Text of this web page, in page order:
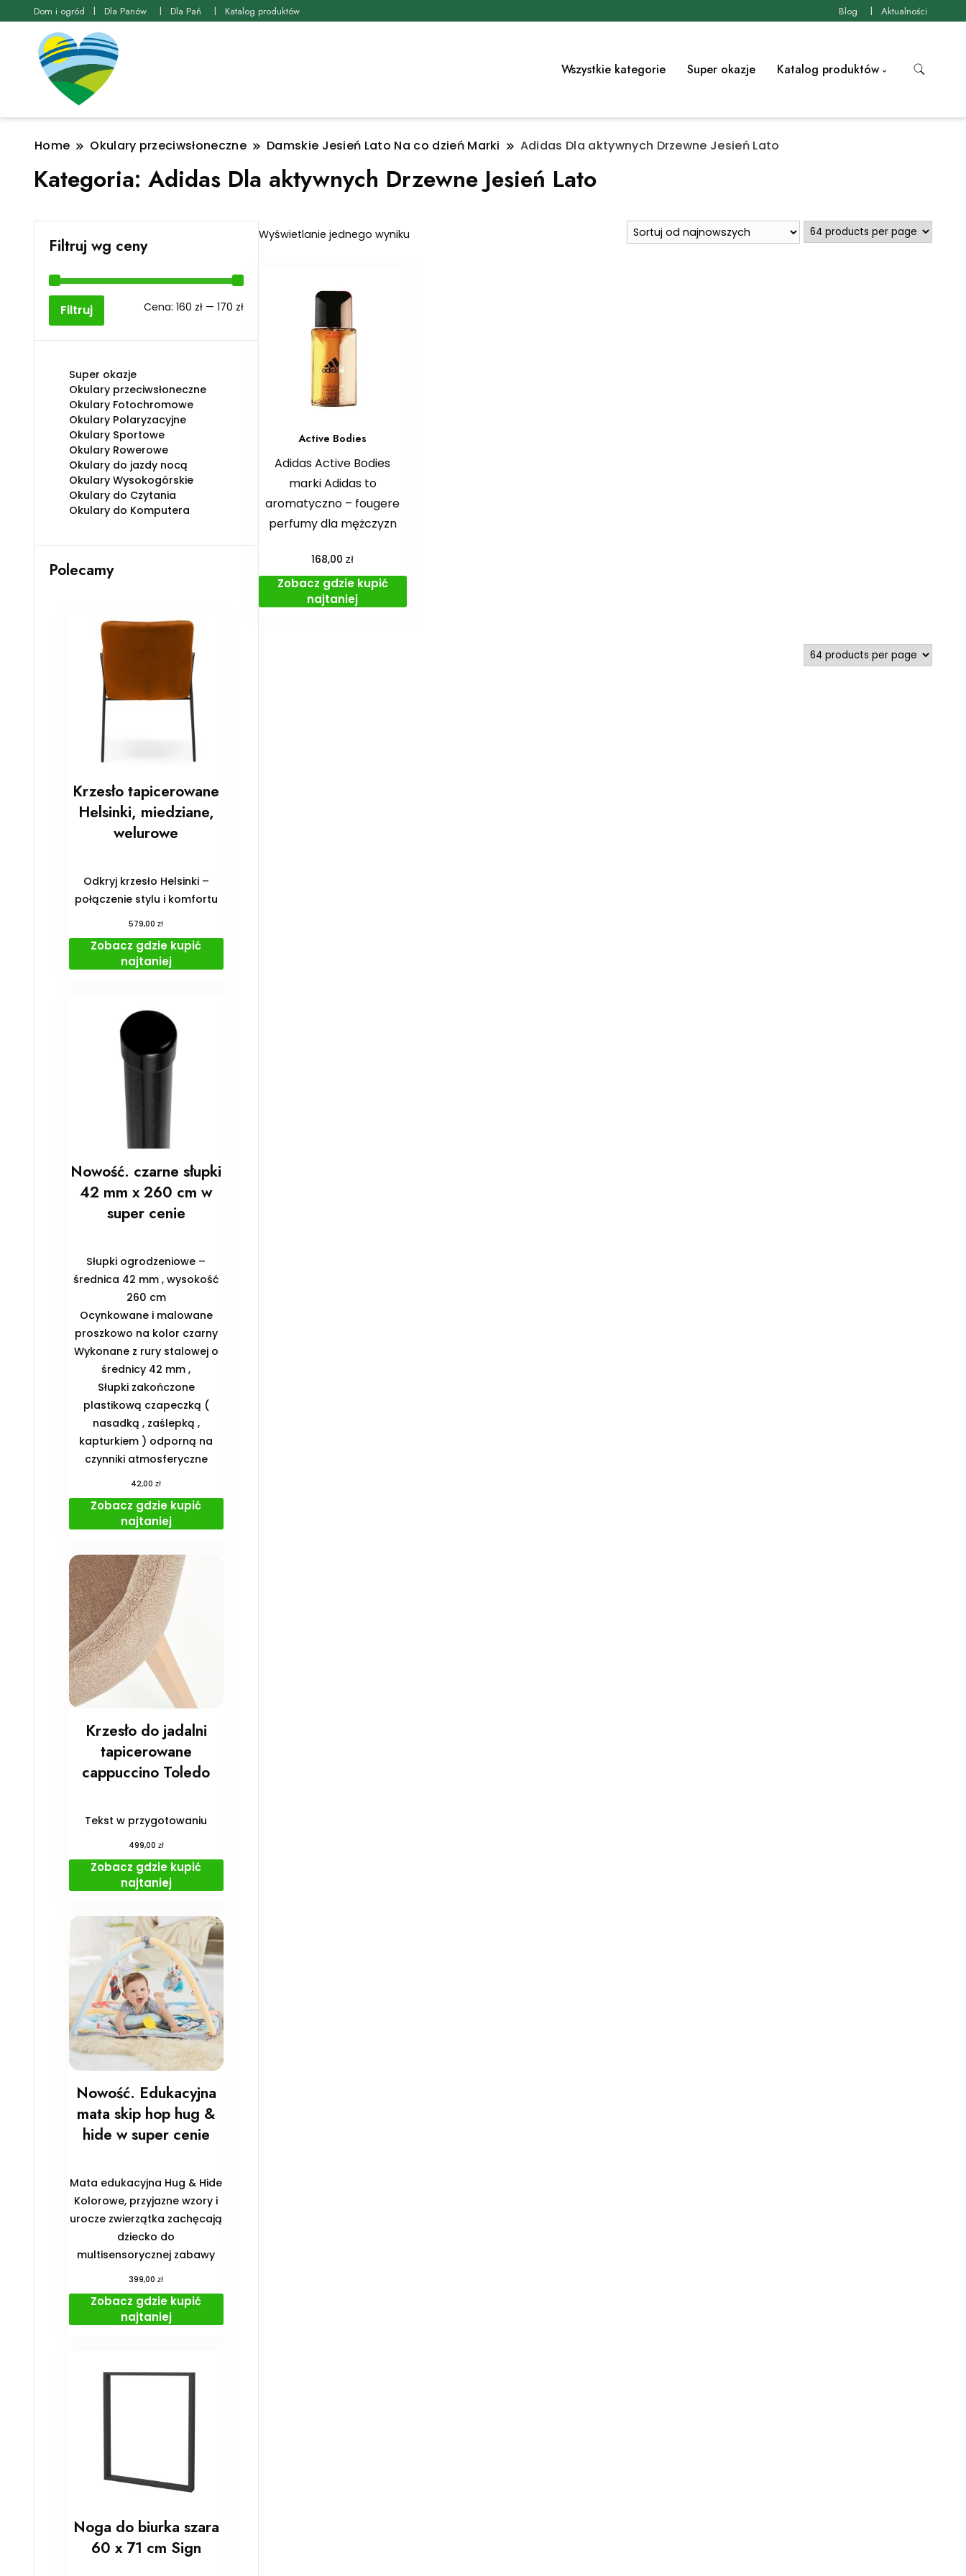
Dom i ogród Dla Panów Dla Pań Katalog produktów Blog Aktualności
Wszystkie kategorie Super okazje Katalog produktów
Home Okulary przeciwsłoneczne Damskie Jesień Lato Na co dzień Marki Adidas Dla aktywnych Drzewne Jesień Lato
Kategoria: Adidas Dla aktywnych Drzewne Jesień Lato
Wyświetlanie jednego wyniku
Active Bodies
Adidas Active Bodies
marki Adidas to
aromatyczno – fougere
perfumy dla mężczyzn
168,00zł
Zobacz gdzie kupić
najtaniej
Filtruj wg ceny
Cena
Cena
Filtruj Cena: 160 zł— 170 zł
Super okazje
Okulary przeciwsłoneczne
Okulary Fotochromowe
Okulary Polaryzacyjne
Okulary Sportowe
Okulary Rowerowe
Okulary do jazdy nocą
Okulary Wysokogórskie
Okulary do Czytania
Okulary do Komputera
Polecamy
Krzesło tapicerowane
Helsinki, miedziane,
welurowe
Odkryj krzesło Helsinki –
połączenie stylu i komfortu
579,00zł
Zobacz gdzie kupić
najtaniej
Nowość. czarne słupki
42 mm x 260 cm w
super cenie
Słupki ogrodzeniowe –
średnica 42 mm , wysokość
260 cm
Ocynkowane i malowane
proszkowo na kolor czarny
Wykonane z rury stalowej o
średnicy 42 mm ,
Słupki zakończone
plastikową czapeczką (
nasadką , zaślepką ,
kapturkiem ) odporną na
czynniki atmosferyczne
42,00zł
Zobacz gdzie kupić
najtaniej
Krzesło do jadalni
tapicerowane
cappuccino Toledo
Tekst w przygotowaniu
499,00 zł
Zobacz gdzie kupić
najtaniej
Nowość. Edukacyjna
mata skip hop hug &
hide w super cenie
Mata edukacyjna Hug & Hide
Kolorowe, przyjazne wzory i
urocze zwierzątka zachęcają
dziecko do
multisensorycznej zabawy
399,00zł
Zobacz gdzie kupić
najtaniej
Noga do biurka szara
60 x 71 cm Sign